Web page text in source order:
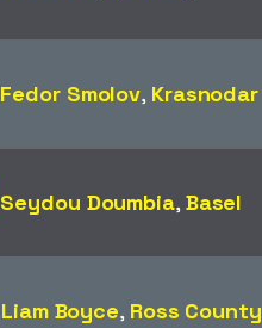
Fedor Smolov, Krasnodar
Seydou Doumbia, Basel
Liam Boyce, Ross County